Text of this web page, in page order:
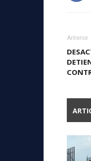
Anterior